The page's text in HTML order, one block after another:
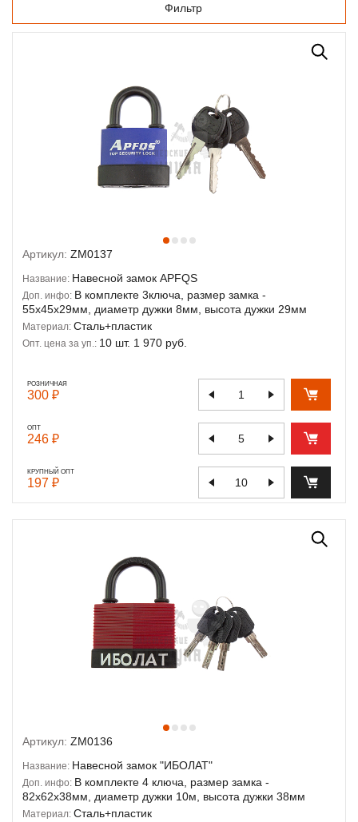
Фильтр
Артикул: ZM0137
Название: Навесной замок APFQS
Доп. инфо: В комплекте 3ключа, размер замка -
55х45х29мм, диаметр дужки 8мм, высота дужки 29мм
Материал: Сталь+пластик
Опт. цена за уп.: 10 шт. 1 970 руб.
РОЗНИЧНАЯ
300 ₽
ОПТ
246 ₽
КРУПНЫЙ ОПТ
197 ₽
Артикул: ZM0136
Название: Навесной замок "ИБОЛАТ"
Доп. инфо: В комплекте 4 ключа, размер замка -
82х62х38мм, диаметр дужки 10м, высота дужки 38мм
Материал: Сталь+пластик